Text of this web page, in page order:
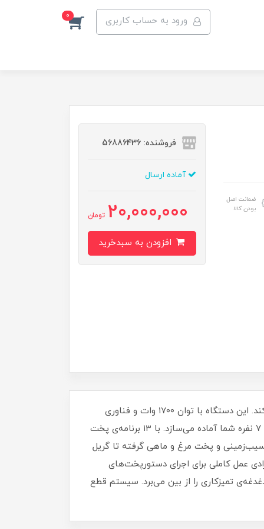
ورود به حساب کاربری 0
ضمانت اصل
بودن کالا
فروشنده: 56886436
آماده ارسال
20,000,000 تومان
هواپز ۶.۲ لیتری فیلیپس مدل NA230/00، آشپزی روزمره را به یک تجربه‌ی خلاقانه و سرشار از طعم‌های سالم تبدیل می‌کند. این دستگاه با توان ۱۷۰۰ وات و فناوری
پیشرفته Rapid Air، غذاهایی با بافت بیرونی ترد و طلایی و داخلی آبدار و لطیف، آن هم با حداقل روغن، برای خانواده‌ی تا ۷ نفره شما آماده می‌سازد. با ۱۳ برنامه‌ی پخت
سیب‌زمینی و پخت مرغ و ماهی گرفته تا گریل
و تایمر قابل تنظیم هم آزادی عمل کاملی برای اجرای دستورپخت‌های
تمیزکاری را از بین می‌برد. سیستم قطع